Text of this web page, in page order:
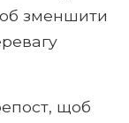
зменшити
щоб